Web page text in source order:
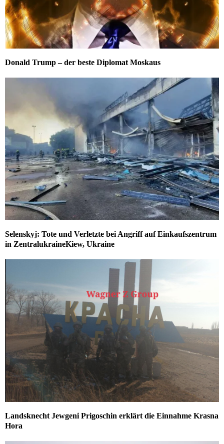
Donald Trump – der beste Diplomat Moskaus
Selenskyj: Tote und Verletzte bei Angriff auf Einkaufszentrum
in ZentralukraineKiew, Ukraine
Landsknecht Jewgeni Prigoschin erklärt die Einnahme Krasna
Hora